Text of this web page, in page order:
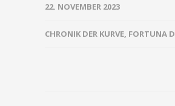
22. NOVEMBER 2023
CHRONIK DER KURVE, FORTUNA